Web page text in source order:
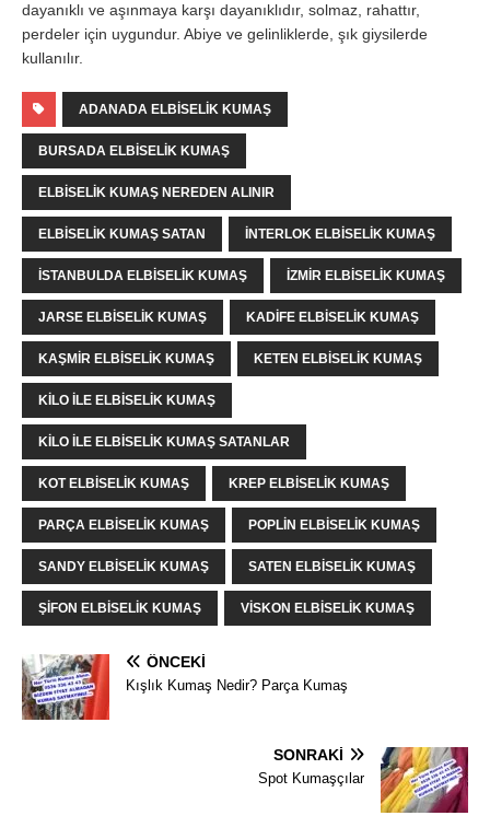
dayanıklı ve aşınmaya karşı dayanıklıdır, solmaz, rahattır,
perdeler için uygundur. Abiye ve gelinliklerde, şık giysilerde
kullanılır.
ADANADA ELBISELIK KUMAŞ
BURSADA ELBISELIK KUMAŞ
ELBISELIK KUMAŞ NEREDEN ALINIR
ELBISELIK KUMAŞ SATAN INTERLOK ELBISELIK KUMAŞ
ISTANBULDA ELBISELIK KUMAŞ İZMIR ELBISELIK KUMAŞ
JARSE ELBISELIK KUMAŞ KADIFE ELBISELIK KUMAŞ
KAŞMIR ELBISELIK KUMAŞ KETEN ELBISELIK KUMAŞ
KILO ILE ELBISELIK KUMAŞ
KILO ILE ELBISELIK KUMAŞ SATANLAR
KOT ELBISELIK KUMAŞ KREP ELBISELIK KUMAŞ
PARÇA ELBISELIK KUMAŞ POPLIN ELBISELIK KUMAŞ
SANDY ELBISELIK KUMAŞ SATEN ELBISELIK KUMAŞ
ŞIFON ELBISELIK KUMAŞ VISKON ELBISELIK KUMAŞ
ÖNCEKI
Kışlık Kumaş Nedir? Parça Kumaş
SONRAKI
Spot Kumaşçılar